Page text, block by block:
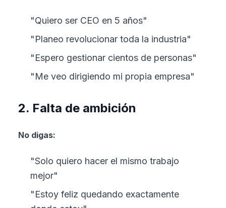
"Quiero ser CEO en 5 años"
"Planeo revolucionar toda la industria"
"Espero gestionar cientos de personas"
"Me veo dirigiendo mi propia empresa"
2. Falta de ambición
No digas:
"Solo quiero hacer el mismo trabajo
mejor"
"Estoy feliz quedando exactamente